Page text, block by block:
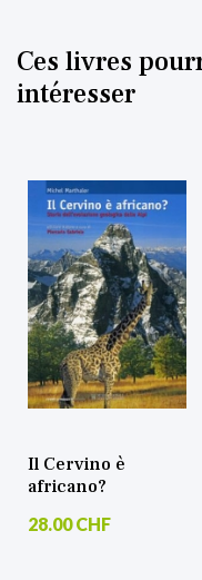
Ces livres
intéresser
Il Cervino è
africano?
28.00 CHF